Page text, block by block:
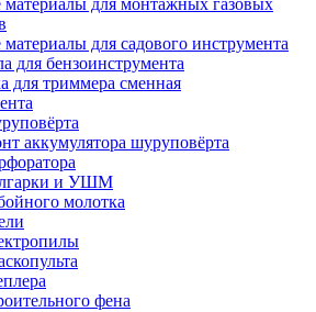
для садового инструмента
для бензоинструмента
для триммера сменная
аккумулятора шуруповёрта
и УШМ
молотка
фена